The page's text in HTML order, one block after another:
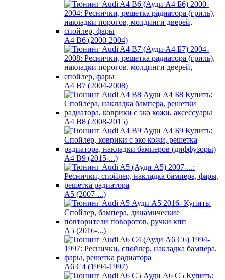
A4 B6 (2000-2004)
A4 B7 (2004-2008)
A4 B8 (2008-2015)
A4 B9 (2015-...)
A5 (2007-...)
A5 (2016-...)
A6 C4 (1994-1997)